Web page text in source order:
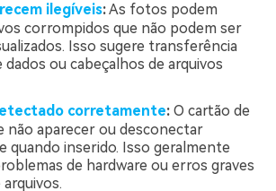
ilegíveis:As fotos podem
corrompidos que não podem ser
Isso sugere transferência
ou cabeçalhos de arquivos
corretamente: O cartão de
não aparecer ou desconectar
quando inserido. Isso geralmente
de hardware ou erros graves